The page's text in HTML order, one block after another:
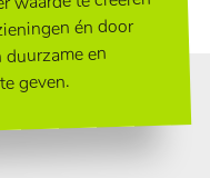
én door
en
geven.